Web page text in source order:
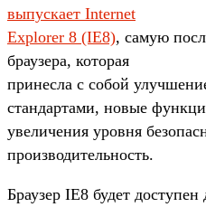
выпускает Internet
Explorer 8 (IE8), самую
браузера, которая
принесла с собой
стандартами, новые
увеличения уровня
производительность.
Браузер IE8 будет доступен